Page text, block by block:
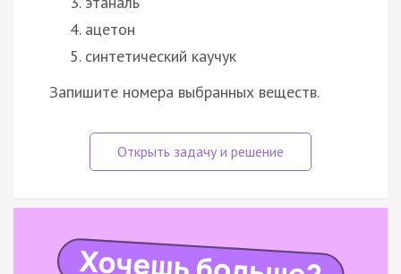
ацетон
синтетический каучук
Запишите номера выбранных веществ.